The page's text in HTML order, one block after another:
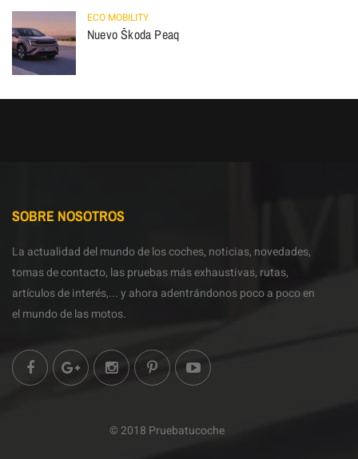
ECO MOBILITY
Nuevo Škoda Peaq
SOBRE NOSOTROS
La actualidad del mundo de los coches, noticias, novedades,
tomas de contacto, las pruebas más exhaustivas, rutas,
artículos de interés,... y ahora adentrándonos poco a poco en
el mundo de las motos.
© 2018 Pruebatucoche